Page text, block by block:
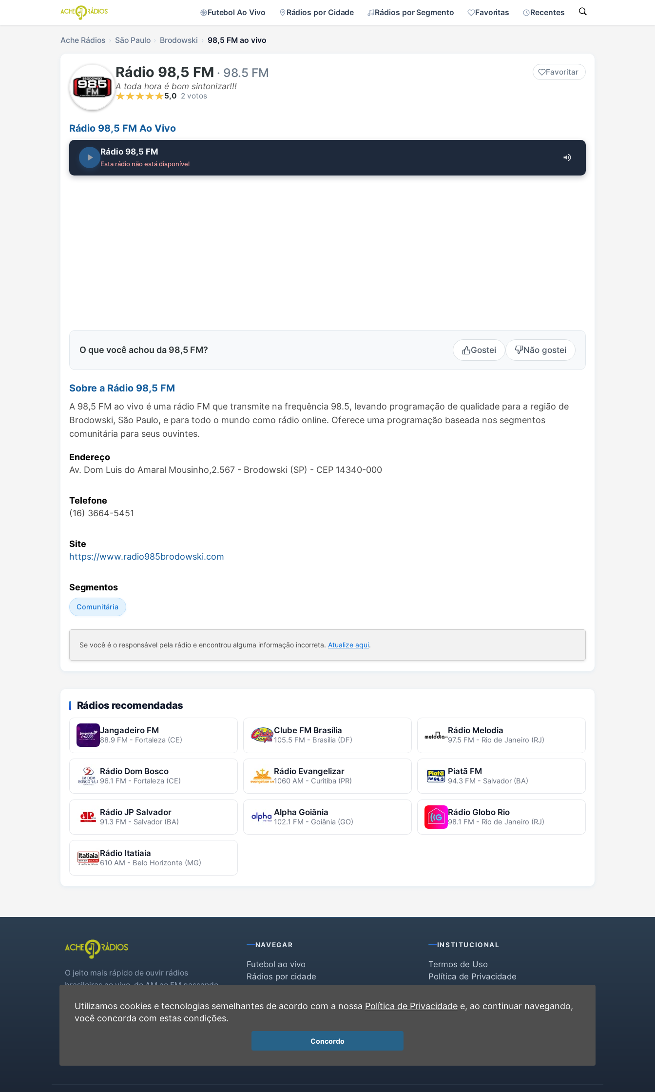
Futebol Ao Vivo Rádios por Cidade Rádios por Segmento Favoritas Recentes
Ache Rádios São Paulo Brodowski 98,5 FM ao vivo
Rádio 98,5 FM · 98.5 FM
A toda hora é bom sintonizar!!!
Favoritar
5,0 2 votos
Rádio 98,5 FM Ao Vivo
Rádio 98,5 FM
Esta rádio não está disponível
O que você achou da 98,5 FM? Gostei Não gostei
Sobre a Rádio 98,5 FM
A 98,5 FM ao vivo é uma rádio FM que transmite na frequência 98.5, levando programação de qualidade para a região de
Brodowski, São Paulo, e para todo o mundo como rádio online. Oferece uma programação baseada nos segmentos
comunitária para seus ouvintes.
Endereço
Av. Dom Luis do Amaral Mousinho,2.567 - Brodowski (SP) - CEP 14340-000
Telefone
(16) 3664-5451
Site
https://www.radio985brodowski.com
Segmentos
Comunitária
Se você é o responsável pela rádio e encontrou alguma informação incorreta. Atualize aqui.
Rádios recomendadas
Jangadeiro FM
88.9 FM - Fortaleza (CE)
Clube FM Brasília
105.5 FM - Brasília (DF)
Rádio Melodia
97.5 FM - Rio de Janeiro (RJ)
Rádio Dom Bosco
96.1 FM - Fortaleza (CE)
Rádio Evangelizar
1060 AM - Curitiba (PR)
Piatã FM
94.3 FM - Salvador (BA)
Rádio JP Salvador
91.3 FM - Salvador (BA)
Alpha Goiânia
102.1 FM - Goiânia (GO)
Rádio Globo Rio
98.1 FM - Rio de Janeiro (RJ)
Rádio Itatiaia
610 AM - Belo Horizonte (MG)
O jeito mais rápido de ouvir rádios
brasileiras ao vivo, do AM ao FM passando
real.
NAVEGAR
Futebol ao vivo
Rádios por cidade
Favoritas
INSTITUCIONAL
Termos de Uso
Política de Privacidade
Contato
Utilizamos cookies e tecnologias semelhantes de acordo com a nossa Política de Privacidadee, ao continuar navegando,
você concorda com estas condições.
Concordo